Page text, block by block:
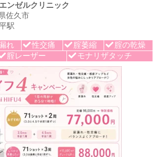
ンゼルクリニック
佐久市
駅
れ 性交痛 腟萎縮
腟の乾燥
腟レーザー モナリザタッチ